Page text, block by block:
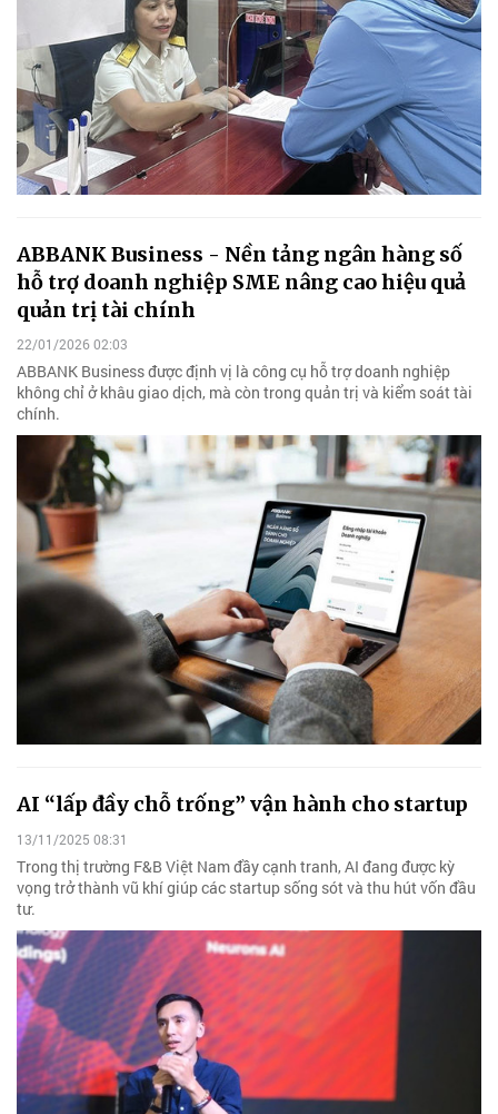
ABBANK Business - Nền tảng ngân hàng số
hỗ trợ doanh nghiệp SME nâng cao hiệu quả
quản trị tài chính
22/01/2026 02:03
ABBANK Business được định vị là công cụ hỗ trợ doanh nghiệp
không chỉ ở khâu giao dịch, mà còn trong quản trị và kiểm soát tài
chính.
AI “lấp đầy chỗ trống” vận hành cho startup
13/11/2025 08:31
Trong thị trường F&B Việt Nam đầy cạnh tranh, AI đang được kỳ
vọng trở thành vũ khí giúp các startup sống sót và thu hút vốn đầu
tư.